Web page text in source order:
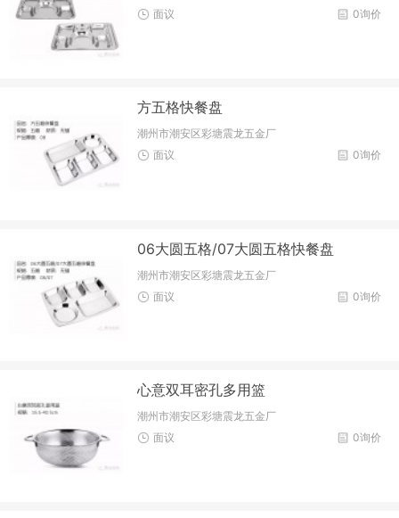
0询价
面议
方五格快餐盘
潮州市潮安区彩塘震龙五金厂
0询价
面议
06大圆五格/07大圆五格快餐盘
潮州市潮安区彩塘震龙五金厂
0询价
面议
心意双耳密孔多用篮
潮州市潮安区彩塘震龙五金厂
0询价
面议